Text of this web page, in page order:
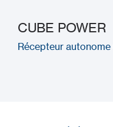
CUBE POWER
Récepteur